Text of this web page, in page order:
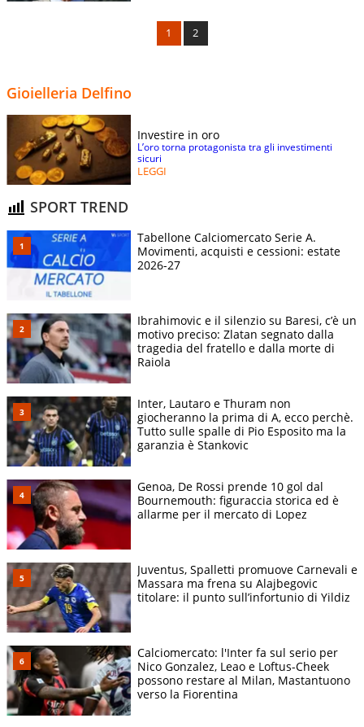
1 2
Gioielleria Delfino
Investire in oro
L’oro torna protagonista tra gli investimenti
sicuri
LEGGI
SPORT TREND
Tabellone Calciomercato Serie A.
Movimenti, acquisti e cessioni: estate
2026-27
Ibrahimovic e il silenzio su Baresi, c’è un
motivo preciso: Zlatan segnato dalla
tragedia del fratello e dalla morte di
Raiola
Inter, Lautaro e Thuram non
giocheranno la prima di A, ecco perchè.
Tutto sulle spalle di Pio Esposito ma la
garanzia è Stankovic
Genoa, De Rossi prende 10 gol dal
Bournemouth: figuraccia storica ed è
allarme per il mercato di Lopez
Juventus, Spalletti promuove Carnevali e
Massara ma frena su Alajbegovic
titolare: il punto sull’infortunio di Yildiz
Calciomercato: l'Inter fa sul serio per
Nico Gonzalez, Leao e Loftus-Cheek
possono restare al Milan, Mastantuono
verso la Fiorentina